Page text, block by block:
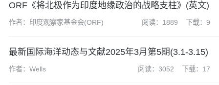
ORF《将北极作为印度地缘政治的战略支柱》(英文)
作者：印度观察家基金会(ORF) 阅读：1889 下载：9
最新国际海洋动态与文献2025年3月第5期(3.1-3.15)
作者：Wells 阅读：3052 下载：17